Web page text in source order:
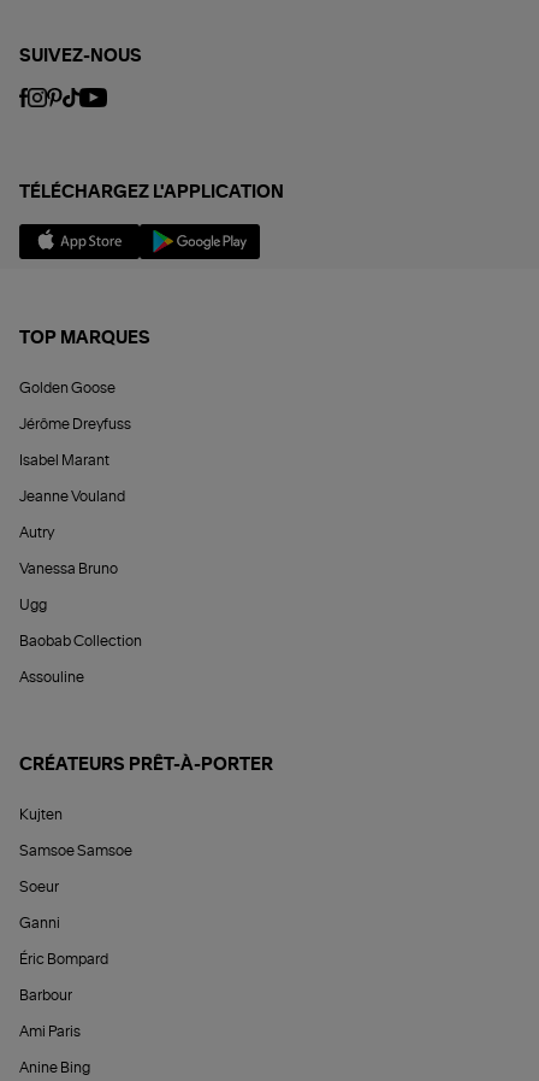
SUIVEZ-NOUS
TÉLÉCHARGEZ L'APPLICATION
TOP MARQUES
Golden Goose
Jérôme Dreyfuss
Isabel Marant
Jeanne Vouland
Autry
Vanessa Bruno
Ugg
Baobab Collection
Assouline
CRÉATEURS PRÊT-À-PORTER
Kujten
Samsoe Samsoe
Soeur
Ganni
Éric Bompard
Barbour
Ami Paris
Anine Bing